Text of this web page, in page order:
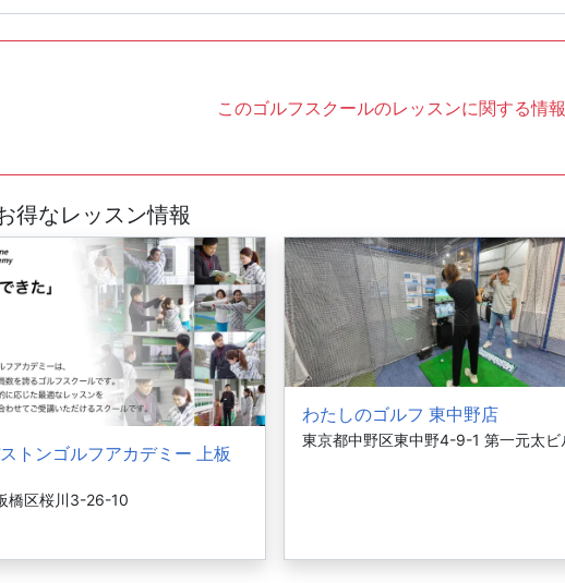
このゴルフスクールのレッスンに関する情報
得なレッスン情報
トンゴルフアカデミー 上板
橋区桜川3-26-10
わたしのゴルフ 東中野店
東京都中野区東中野4-9-1 第一元太ビ